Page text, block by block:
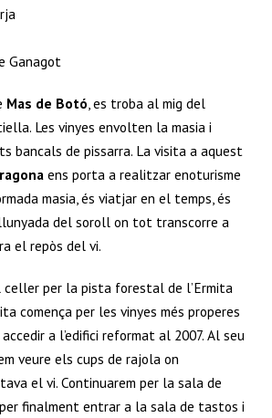
Ganagot
Mas de Botó, es troba al mig del
Les vinyes envolten la masia i
bancals de pissarra. La visita a aquest
ens porta a realitzar enoturisme
masia, és viatjar en el temps, és
del soroll on tot transcorre a
el repòs del vi.
celler per la pista forestal de l’Ermita
comença per les vinyes més properes
a l’edifici reformat al 2007. Al seu
veure els cups de rajola on
el vi. Continuarem per la sala de
per finalment entrar a la sala de tastos i